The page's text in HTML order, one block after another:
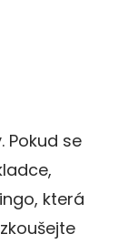
Pokud se
která